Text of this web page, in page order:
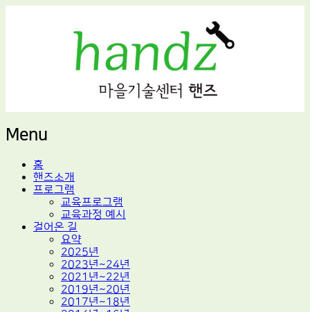
마을기술센터 핸즈
적정기술 교육
Menu
Skip
content
홈
핸즈소개
프로그램
교육프로그램
교육과정 예시
걸어온 길
요약
2025년
2023년~24년
2021년~22년
2019년~20년
2017년~18년